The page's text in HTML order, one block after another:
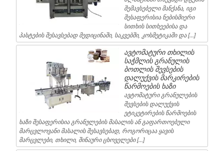
შემავსებელი მანქანა, იგი
შესაფერისია ნებისმიერი
სითხის სითხეებისა და
პასტების შესავსებად მედიცინაში, საკვებში, კოსმეტიკაში და […]
ავტომატური თხილის
საჭმლის გრანულის
ბოთლის შევსების
დალუქვის მარკირების
წარმოების ხაზი
ავტომატური გრანულების
შევსების დალუქვის
ეტიკეტირების წარმოების
ხაზი შესაფერისია გრანულების მასალის ან გაფართოებული
მარცვლოვანი მასალის შესავსებად, როგორიცაა ყავის
მარცვლები, თხილი, შინაური ცხოველები […]